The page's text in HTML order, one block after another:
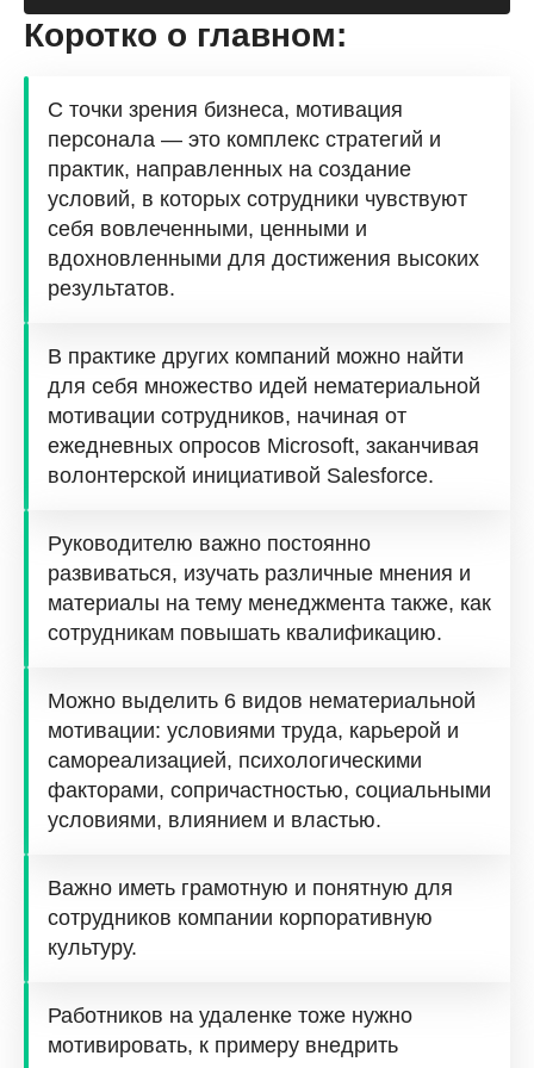
Коротко о главном:
С точки зрения бизнеса, мотивация
персонала — это комплекс стратегий и
практик, направленных на создание
условий, в которых сотрудники чувствуют
себя вовлеченными, ценными и
вдохновленными для достижения высоких
результатов.
В практике других компаний можно найти
для себя множество идей нематериальной
мотивации сотрудников, начиная от
ежедневных опросов Microsoft, заканчивая
волонтерской инициативой Salesforce.
Руководителю важно постоянно
развиваться, изучать различные мнения и
материалы на тему менеджмента также, как
сотрудникам повышать квалификацию.
Можно выделить 6 видов нематериальной
мотивации: условиями труда, карьерой и
самореализацией, психологическими
факторами, сопричастностью, социальными
условиями, влиянием и властью.
Важно иметь грамотную и понятную для
сотрудников компании корпоративную
культуру.
Работников на удаленке тоже нужно
мотивировать, к примеру внедрить